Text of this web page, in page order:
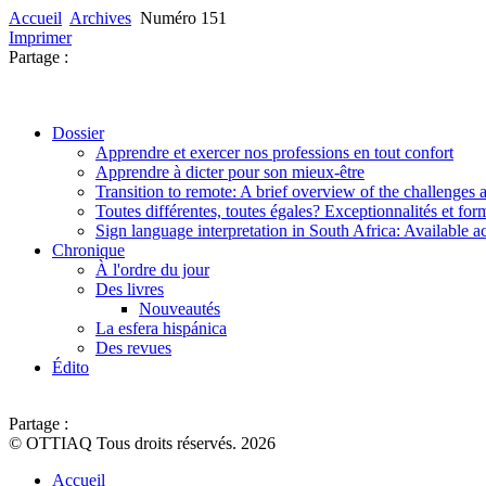
Accueil Archives Numéro 151
Imprimer
Partage :
Dossier
Apprendre et exercer nos professions en tout confort
Apprendre à dicter pour son mieux-être
Transition to remote: A brief overview of the challenges
Toutes différentes, toutes égales? Exceptionnalités et
Sign language interpretation in South Africa: Available
Chronique
À l'ordre du jour
Des livres
Nouveautés
La esfera hispánica
Des revues
Édito
Partage :
© OTTIAQ Tous droits réservés. 2026
Accueil